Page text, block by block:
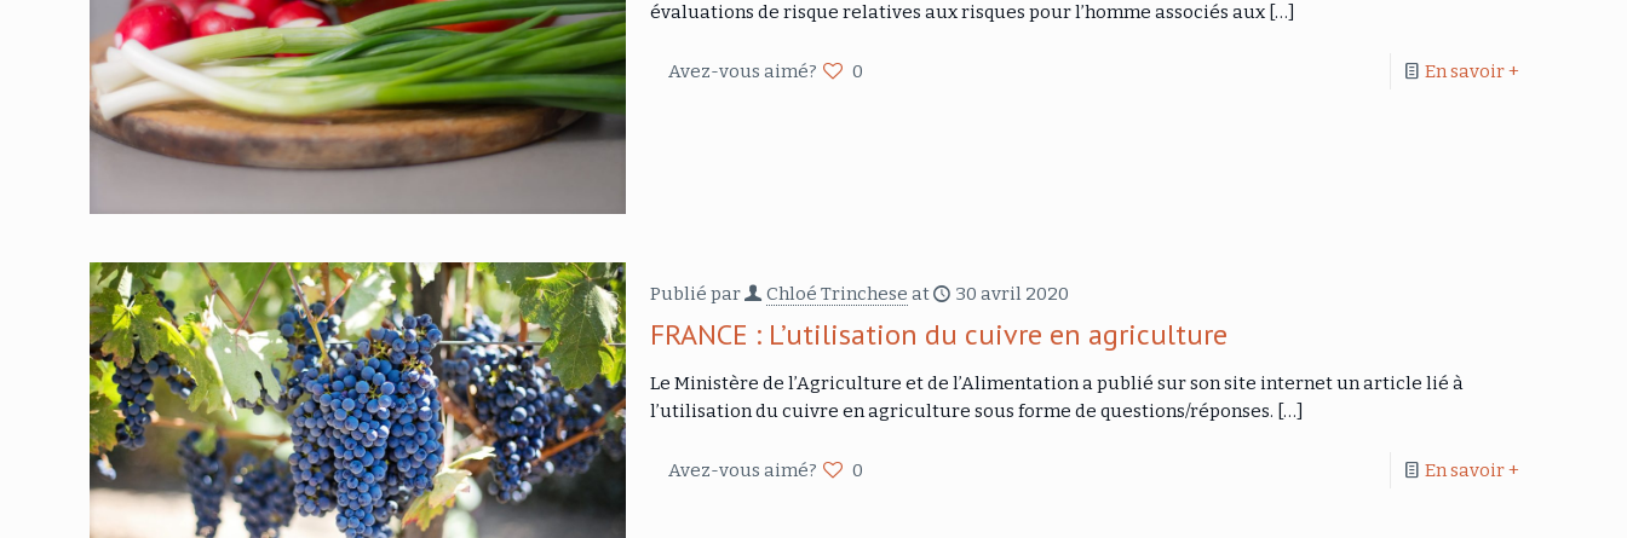
évaluations de risque relatives aux risques pour l’homme associés aux[…]
Avez-vous aimé? 0 En savoir +
Publié par Chloé Trinchese at 30 avril 2020
FRANCE : L’utilisation du cuivre en agriculture
Le Ministère de l’Agriculture et de l’Alimentation a publié sur son site internet un article lié à
l’utilisation du cuivre en agriculture sous forme de questions/réponses. […]
Avez-vous aimé? 0 En savoir +